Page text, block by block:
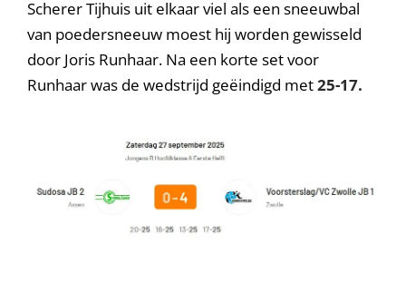
Scherer Tijhuis uit elkaar viel als een sneeuwbal
van poedersneeuw moest hij worden gewisseld
door Joris Runhaar. Na een korte set voor
Runhaar was de wedstrijd geëindigd met25-17.